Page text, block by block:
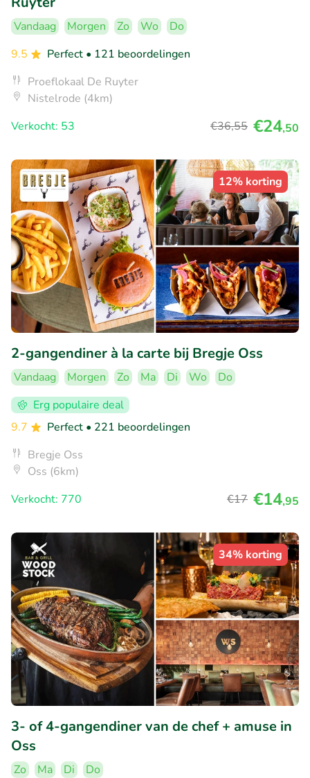
Vandaag Morgen Zo Wo
Do
9.5
Perfect • 121 beoordelingen
Proeflokaal De Ruyter
Nistelrode (4km)
Verkocht: 53
€36,55 €24,50
12% korting
2-gangendiner à la carte bij Bregje Oss
Vandaag Morgen Zo Ma Di Wo
Do
Erg populaire deal
9.7
Perfect • 221 beoordelingen
Bregje Oss
Oss (6km)
Verkocht: 770
€17 €14,95
34% korting
3- of 4-gangendiner van de chef + amuse in
Oss
Zo Ma Di
Do